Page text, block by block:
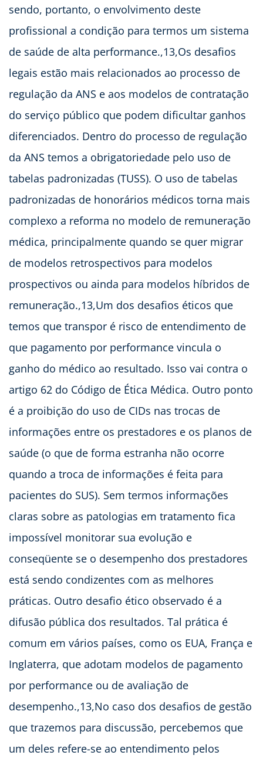
sendo, portanto, o envolvimento deste
profissional a condição para termos um sistema
de saúde de alta performance.,13,Os desafios
legais estão mais relacionados ao processo de
regulação da ANS e aos modelos de contratação
do serviço público que podem dificultar ganhos
diferenciados. Dentro do processo de regulação
da ANS temos a obrigatoriedade pelo uso de
tabelas padronizadas (TUSS). O uso de tabelas
padronizadas de honorários médicos torna mais
complexo a reforma no modelo de remuneração
médica, principalmente quando se quer migrar
de modelos retrospectivos para modelos
prospectivos ou ainda para modelos híbridos de
remuneração.,13,Um dos desafios éticos que
temos que transpor é risco de entendimento de
que pagamento por performance vincula o
ganho do médico ao resultado. Isso vai contra o
artigo 62 do Código de Ética Médica. Outro ponto
é a proibição do uso de CIDs nas trocas de
informações entre os prestadores e os planos de
saúde (o que de forma estranha não ocorre
quando a troca de informações é feita para
pacientes do SUS). Sem termos informações
claras sobre as patologias em tratamento fica
impossível monitorar sua evolução e
conseqüente se o desempenho dos prestadores
está sendo condizentes com as melhores
práticas. Outro desafio ético observado é a
difusão pública dos resultados. Tal prática é
comum em vários países, como os EUA, França e
Inglaterra, que adotam modelos de pagamento
por performance ou de avaliação de
desempenho.,13,No caso dos desafios de gestão
que trazemos para discussão, percebemos que
um deles refere-se ao entendimento pelos